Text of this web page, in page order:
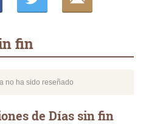
fin
no ha sido reseñado
de Días sin fin